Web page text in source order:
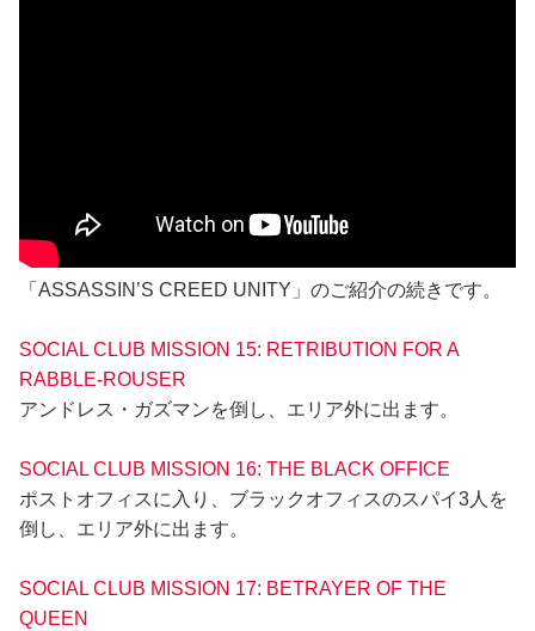
「ASSASSIN’S CREED UNITY」のご紹介の続きです。
SOCIAL CLUB MISSION 15: RETRIBUTION FOR A
RABBLE-ROUSER
アンドレス・ガズマンを倒し、エリア外に出ます。
SOCIAL CLUB MISSION 16: THE BLACK OFFICE
ポストオフィスに入り、ブラックオフィスのスパイ3人を
倒し、エリア外に出ます。
SOCIAL CLUB MISSION 17: BETRAYER OF THE
QUEEN